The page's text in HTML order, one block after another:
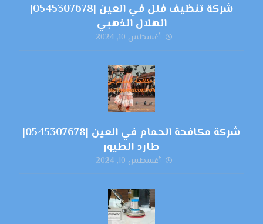
شركة تنظيف فلل في العين |0545307678|
الهلال الذهبي
أغسطس 10, 2024
شركة مكافحة الحمام في العين |0545307678|
طارد الطيور
أغسطس 10, 2024